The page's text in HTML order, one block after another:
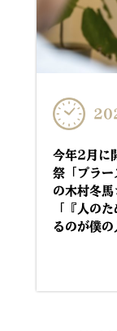
今年2月に
祭「プラー
の木村冬
「『人の
るのが僕